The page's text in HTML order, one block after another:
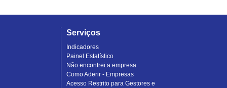
Serviços
Indicadores
Painel Estatístico
Não encontrei a empresa
Como Aderir - Empresas
Acesso Restrito para Gestores e